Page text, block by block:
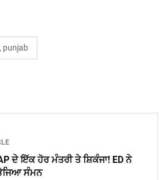
punjab
ਦੇ ਇੱਕ ਹੋਰ ਮੰਤਰੀ ਤੇ ਸ਼ਿਕੰਜਾ! ED ਨੇ
ਸੰਮਨ